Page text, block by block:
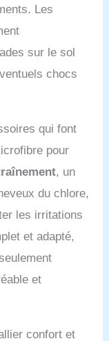
maillot de
de bain en
natation
maillot
bain maillot
maillot
2
de
burkini
bain
Les
sur le sol
chocs
qui font
pour
, un
du chlore,
les irritations
et adapté,
et
confort et